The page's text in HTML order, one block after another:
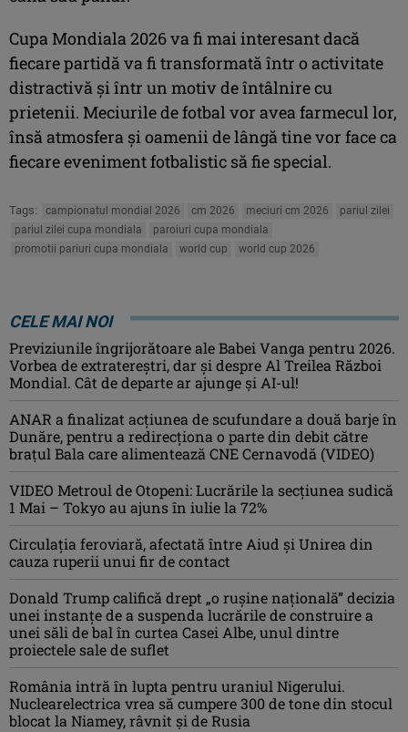
Cupa Mondiala 2026 va fi mai interesant dacă
fiecare partidă va fi transformată într o activitate
distractivă și într un motiv de întâlnire cu
prietenii. Meciurile de fotbal vor avea farmecul lor,
însă atmosfera și oamenii de lângă tine vor face ca
fiecare eveniment fotbalistic să fie special.
Tags: campionatul mondial 2026 cm 2026 meciuri cm 2026
pariul zilei
pariul zilei cupa mondiala
paroiuri cupa mondiala
promotii pariuri cupa mondiala
world cup world cup 2026
CELE MAI NOI
Previziunile îngrijorătoare ale Babei Vanga pentru 2026.
Vorbea de extratereștri, dar și despre Al Treilea Război
Mondial. Cât de departe ar ajunge și AI-ul!
ANAR a finalizat acțiunea de scufundare a două barje în
Dunăre, pentru a redirecționa o parte din debit către
brațul Bala care alimentează CNE Cernavodă (VIDEO)
VIDEO Metroul de Otopeni: Lucrările la secțiunea sudică
1 Mai – Tokyo au ajuns în iulie la 72%
Circulația feroviară, afectată între Aiud şi Unirea din
cauza ruperii unui fir de contact
Donald Trump califică drept „o ruşine naţională” decizia
unei instanțe de a suspenda lucrările de construire a
unei săli de bal în curtea Casei Albe, unul dintre
proiectele sale de suflet
România intră în lupta pentru uraniul Nigerului.
Nuclearelectrica vrea să cumpere 300 de tone din stocul
blocat la Niamey, râvnit și de Rusia